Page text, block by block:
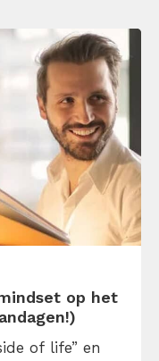
op het
of life” en